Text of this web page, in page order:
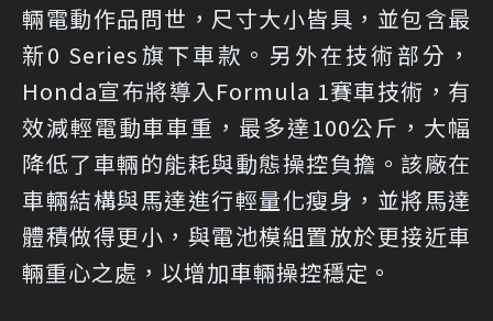
輛電動作品問世，尺寸大小皆具，並包含最
新0 Series旗下車款。另外在技術部分，
Honda宣布將導入Formula 1賽車技術，有
效減輕電動車車重，最多達100公斤，大幅
降低了車輛的能耗與動態操控負擔。該廠在
車輛結構與馬達進行輕量化瘦身，並將馬達
體積做得更小，與電池模組置放於更接近車
輛重心之處，以增加車輛操控穩定。